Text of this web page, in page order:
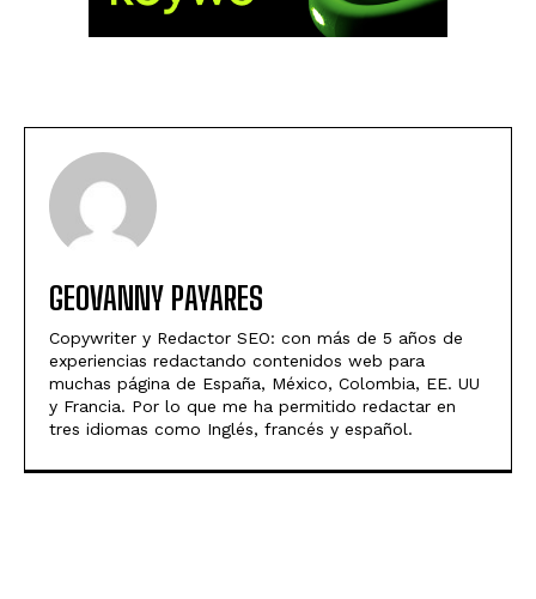
GEOVANNY PAYARES
Copywriter y Redactor SEO: con más de 5 años de
experiencias redactando contenidos web para
muchas página de España, México, Colombia, EE. UU
y Francia. Por lo que me ha permitido redactar en
tres idiomas como Inglés, francés y español.